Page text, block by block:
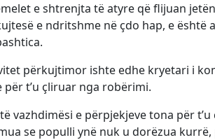
e shtrenjta të atyre që flijuan
e ndritshme në çdo hap, e
përkujtimor ishte edhe kryetari i
t’u çliruar nga robërimi.
vazhdimësi e përpjekjeve tona për
se populli ynë nuk u dorëzua